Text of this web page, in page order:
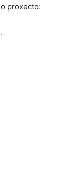
proxecto: